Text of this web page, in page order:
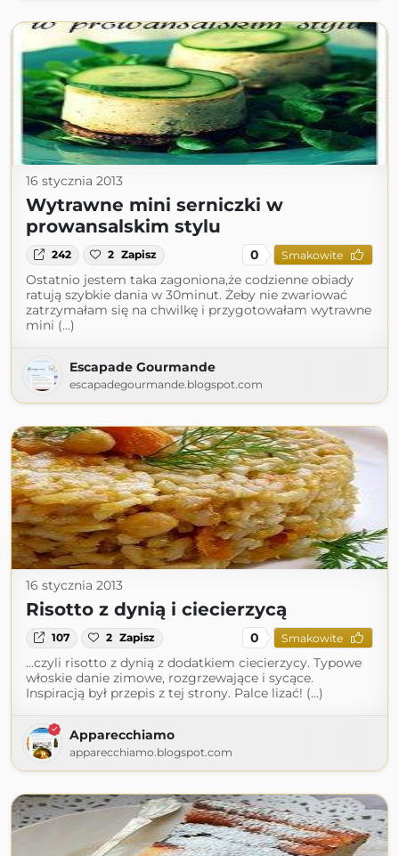
16 stycznia 2013
Wytrawne mini serniczki w
prowansalskim stylu
242 2 Zapisz 0 Smakowite
Ostatnio jestem taka zagoniona,że codzienne obiady
ratują szybkie dania w 30minut. Żeby nie zwariować
zatrzymałam się na chwilkę i przygotowałam wytrawne
mini (...)
Escapade Gourmande
escapadegourmande.blogspot.com
16 stycznia 2013
Risotto z dynią i ciecierzycą
107 2 Zapisz 0 Smakowite
...czyli risotto z dynią z dodatkiem ciecierzycy. Typowe
włoskie danie zimowe, rozgrzewające i sycące.
Inspiracją był przepis z tej strony. Palce lizać! (...)
Apparecchiamo
apparecchiamo.blogspot.com